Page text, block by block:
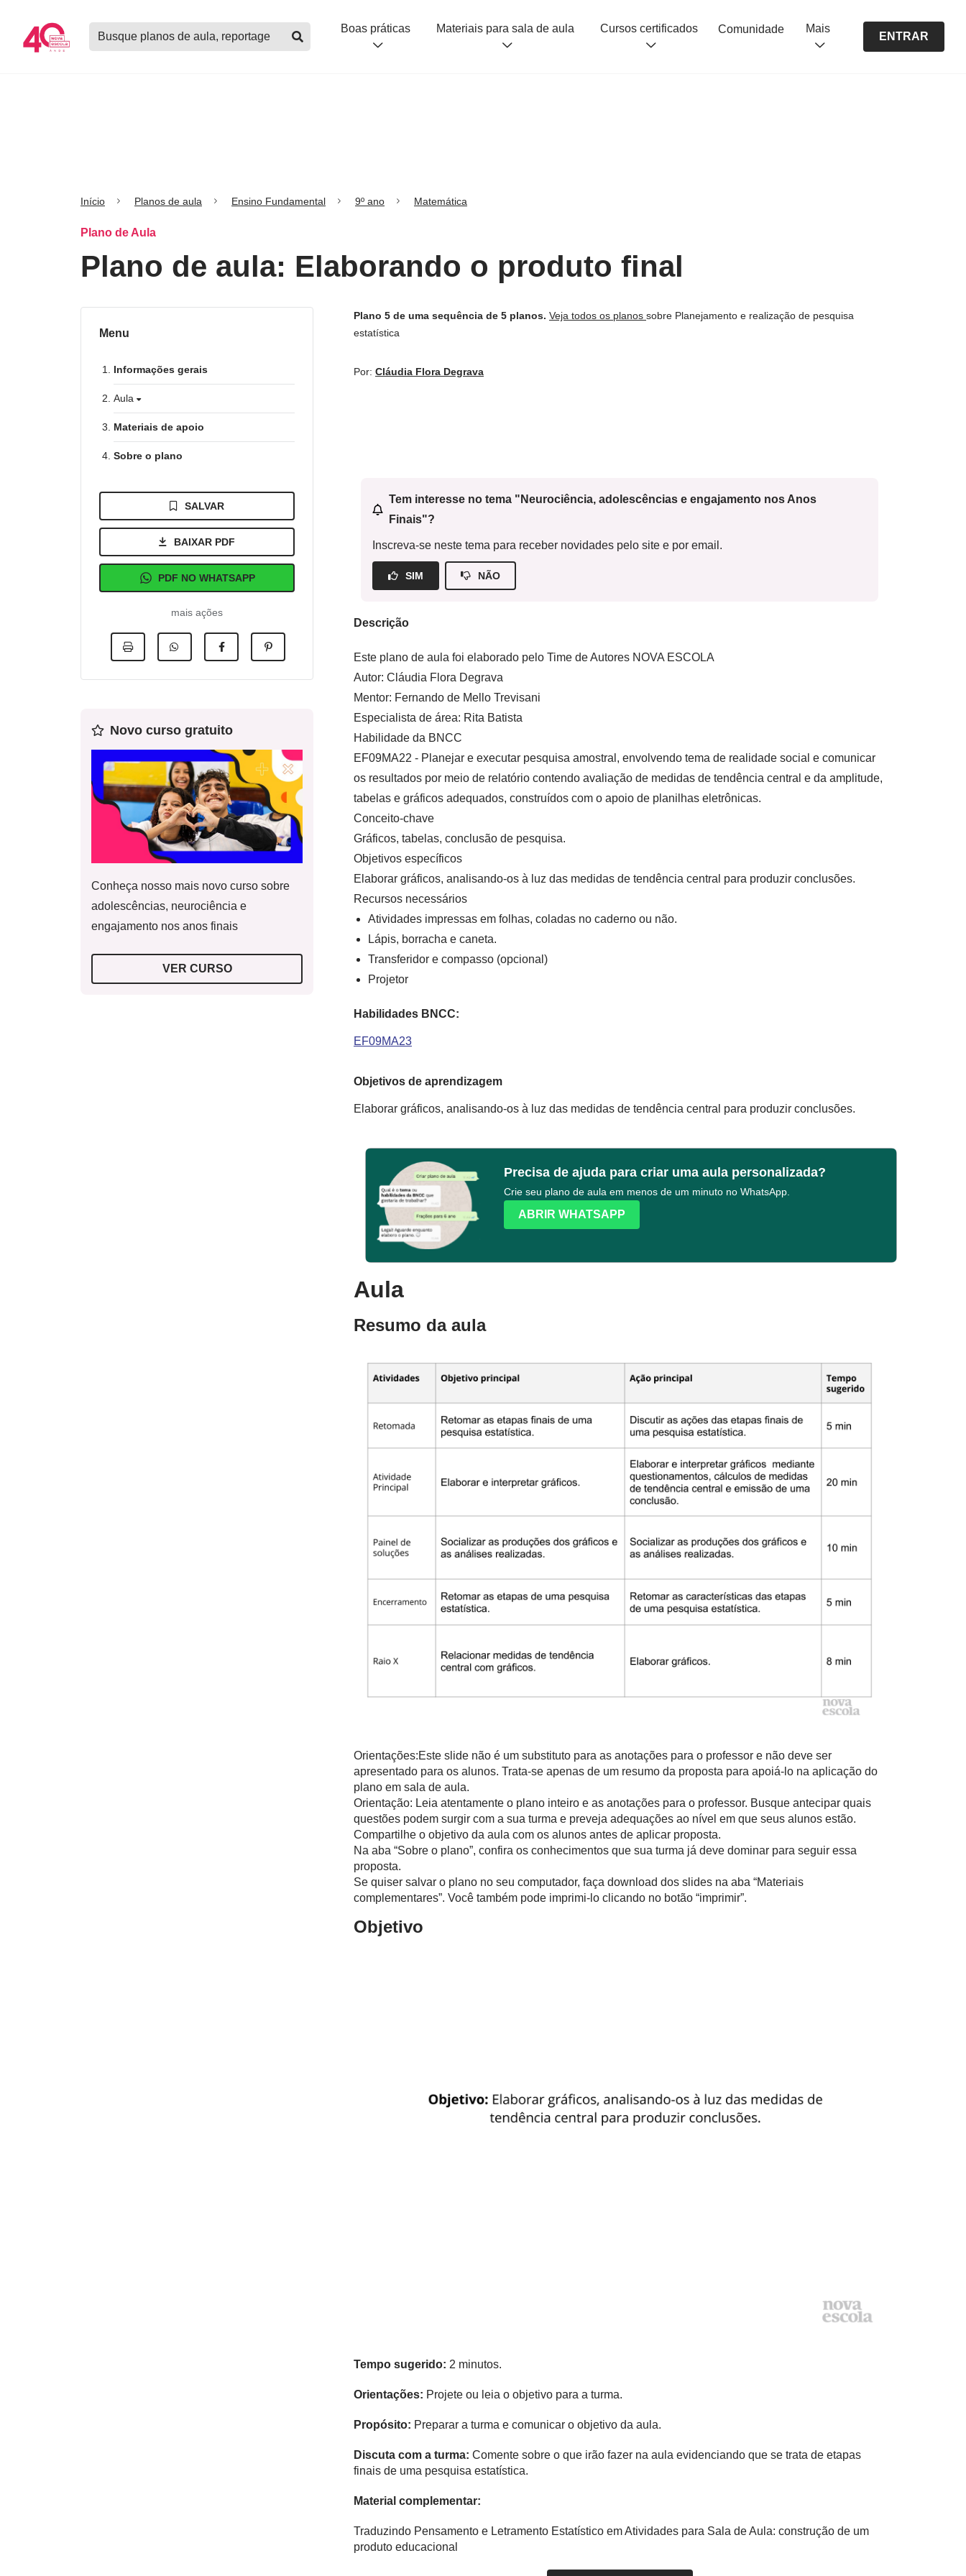
Buscar
planos
Boas práticas Materiais para sala de aula Cursos certificados Comunidade Mais
ENTRAR
Início Planos de aula Ensino Fundamental 9º ano Matemática
Plano de Aula
Plano de aula: Elaborando o produto final
Menu
Informações gerais
Aula
Materiais de apoio
Sobre o plano
SALVAR
BAIXAR PDF
PDF NO WHATSAPP
mais ações
Novo curso gratuito
Conheça nosso mais novo curso sobre
adolescências, neurociência e
engajamento nos anos finais
VER CURSO
Plano 5 de uma sequência de 5 planos. Veja todos os planos sobre Planejamento e realização de pesquisa
estatística
Por: Cláudia Flora Degrava
Tem interesse no tema "Neurociência, adolescências e engajamento nos Anos
Finais"?
Inscreva-se neste tema para receber novidades pelo site e por email.
SIM NÃO
Descrição
Este plano de aula foi elaborado pelo Time de Autores NOVA ESCOLA
Autor: Cláudia Flora Degrava
Mentor: Fernando de Mello Trevisani
Especialista de área: Rita Batista
Habilidade da BNCC
EF09MA22 - Planejar e executar pesquisa amostral, envolvendo tema de realidade social e comunicar
os resultados por meio de relatório contendo avaliação de medidas de tendência central e da amplitude,
tabelas e gráficos adequados, construídos com o apoio de planilhas eletrônicas.
Conceito-chave
Gráficos, tabelas, conclusão de pesquisa.
Objetivos específicos
Elaborar gráficos, analisando-os à luz das medidas de tendência central para produzir conclusões.
Recursos necessários
Atividades impressas em folhas, coladas no caderno ou não.
Lápis, borracha e caneta.
Transferidor e compasso (opcional)
Projetor
Habilidades BNCC:
EF09MA23
Objetivos de aprendizagem
Elaborar gráficos, analisando-os à luz das medidas de tendência central para produzir conclusões.
Precisa de ajuda para criar uma aula personalizada?
Crie seu plano de aula em menos de um minuto no WhatsApp.
ABRIR WHATSAPP
Aula
Resumo da aula
Orientações:Este slide não é um substituto para as anotações para o professor e não deve ser
apresentado para os alunos. Trata-se apenas de um resumo da proposta para apoiá-lo na aplicação do
plano em sala de aula.
Orientação: Leia atentamente o plano inteiro e as anotações para o professor. Busque antecipar quais
questões podem surgir com a sua turma e preveja adequações ao nível em que seus alunos estão.
Compartilhe o objetivo da aula com os alunos antes de aplicar proposta.
Na aba “Sobre o plano”, confira os conhecimentos que sua turma já deve dominar para seguir essa
proposta.
Se quiser salvar o plano no seu computador, faça download dos slides na aba “Materiais
complementares”. Você também pode imprimi-lo clicando no botão “imprimir”.
Objetivo
Tempo sugerido: 2 minutos.
Orientações: Projete ou leia o objetivo para a turma.
Propósito: Preparar a turma e comunicar o objetivo da aula.
Discuta com a turma: Comente sobre o que irão fazer na aula evidenciando que se trata de etapas
finais de uma pesquisa estatística.
Material complementar:
Traduzindo Pensamento e Letramento Estatístico em Atividades para Sala de Aula: construção de um
produto educacional